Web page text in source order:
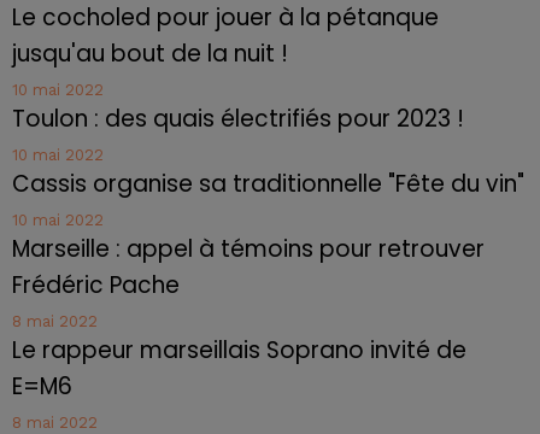
Le cocholed pour jouer à la pétanque
jusqu'au bout de la nuit !
10 mai 2022
Toulon : des quais électrifiés pour 2023 !
10 mai 2022
Cassis organise sa traditionnelle "Fête du vin"
10 mai 2022
Marseille : appel à témoins pour retrouver
Frédéric Pache
8 mai 2022
Le rappeur marseillais Soprano invité de
E=M6
8 mai 2022